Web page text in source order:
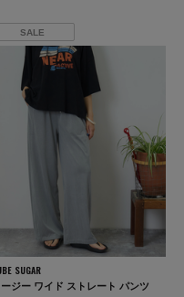
SALE
SUGAR
ジー ワイド ストレート パンツ